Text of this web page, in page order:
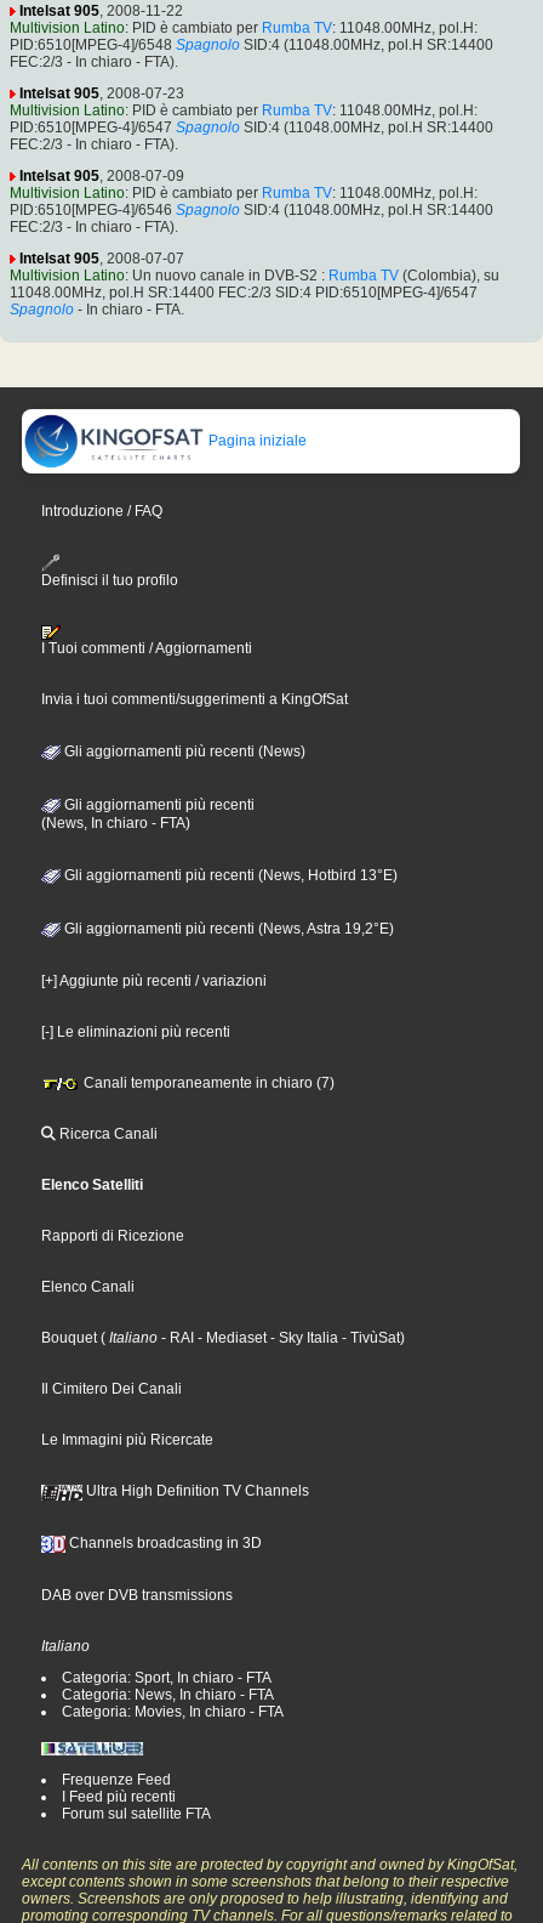
Intelsat 905 , 2008-11-22
Multivision Latino: PID è cambiato per Rumba TV: 11048.00MHz, pol.H:
PID:6510[MPEG-4]/6548 Spagnolo SID:4 (11048.00MHz, pol.H SR:14400
FEC:2/3 - In chiaro - FTA).
Intelsat 905 , 2008-07-23
Multivision Latino: PID è cambiato per Rumba TV: 11048.00MHz, pol.H:
PID:6510[MPEG-4]/6547 Spagnolo SID:4 (11048.00MHz, pol.H SR:14400
FEC:2/3 - In chiaro - FTA).
Intelsat 905 , 2008-07-09
Multivision Latino: PID è cambiato per Rumba TV: 11048.00MHz, pol.H:
PID:6510[MPEG-4]/6546 Spagnolo SID:4 (11048.00MHz, pol.H SR:14400
FEC:2/3 - In chiaro - FTA).
Intelsat 905 , 2008-07-07
Multivision Latino: Un nuovo canale in DVB-S2 : Rumba TV (Colombia), su
11048.00MHz, pol.H SR:14400 FEC:2/3 SID:4 PID:6510[MPEG-4]/6547
Spagnolo - In chiaro - FTA.
Pagina iniziale
Introduzione / FAQ
Definisci il tuo profilo
I Tuoi commenti / Aggiornamenti
Invia i tuoi commenti/suggerimenti a KingOfSat
Gli aggiornamenti più recenti (News)
Gli aggiornamenti più recenti
(News, In chiaro - FTA)
Gli aggiornamenti più recenti (News, Hotbird 13°E)
Gli aggiornamenti più recenti (News, Astra 19,2°E)
[+] Aggiunte più recenti / variazioni
[-] Le eliminazioni più recenti
Canali temporaneamente in chiaro (7)
Ricerca Canali
Elenco Satelliti
Rapporti di Ricezione
Elenco Canali
Bouquet( Italiano - RAI - Mediaset- Sky Italia - TivùSat)
Il Cimitero Dei Canali
Le Immagini più Ricercate
Ultra High Definition TV Channels
Channels broadcasting in 3D
DAB over DVB transmissions
Italiano
Categoria: Sport, In chiaro - FTA
Categoria: News, In chiaro - FTA
Categoria: Movies, In chiaro - FTA
Frequenze Feed
I Feed più recenti
Forum sul satellite FTA
All contents on this site are protected by copyright and owned by KingOfSat,
except contents shown in some screenshots that belong to their respective
owners. Screenshots are only proposed to help illustrating, identifying and
promoting corresponding TV channels. For all questions/remarks related to